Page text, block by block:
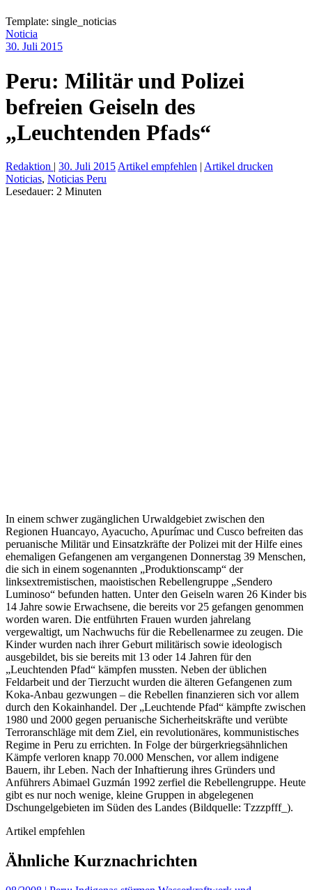
Template: single_noticias
Noticia
30. Juli 2015
Peru: Militär und Polizei
befreien Geiseln des
„Leuchtenden Pfads“
Redaktion | 30. Juli 2015 Artikel empfehlen | Artikel drucken
Noticias, Noticias Peru
Lesedauer: 2 Minuten
In einem schwer zugänglichen Urwaldgebiet zwischen den
Regionen Huancayo, Ayacucho, Apurímac und Cusco befreiten das
peruanische Militär und Einsatzkräfte der Polizei mit der Hilfe eines
ehemaligen Gefangenen am vergangenen Donnerstag 39 Menschen,
die sich in einem sogenannten „Produktionscamp“ der
linksextremistischen, maoistischen Rebellengruppe „Sendero
Luminoso“ befunden hatten. Unter den Geiseln waren 26 Kinder bis
14 Jahre sowie Erwachsene, die bereits vor 25 gefangen genommen
worden waren. Die entführten Frauen wurden jahrelang
vergewaltigt, um Nachwuchs für die Rebellenarmee zu zeugen. Die
Kinder wurden nach ihrer Geburt militärisch sowie ideologisch
ausgebildet, bis sie bereits mit 13 oder 14 Jahren für den
„Leuchtenden Pfad“ kämpfen mussten. Neben der üblichen
Feldarbeit und der Tierzucht wurden die älteren Gefangenen zum
Koka-Anbau gezwungen – die Rebellen finanzieren sich vor allem
durch den Kokainhandel. Der „Leuchtende Pfad“ kämpfte zwischen
1980 und 2000 gegen peruanische Sicherheitskräfte und verübte
Terroranschläge mit dem Ziel, ein revolutionäres, kommunistisches
Regime in Peru zu errichten. In Folge der bürgerkriegsähnlichen
Kämpfe verloren knapp 70.000 Menschen, vor allem indigene
Bauern, ihr Leben. Nach der Inhaftierung ihres Gründers und
Anführers Abimael Guzmán 1992 zerfiel die Rebellengruppe. Heute
gibt es nur noch wenige, kleine Gruppen in abgelegenen
Dschungelgebieten im Süden des Landes (Bildquelle: Tzzzpfff_).
Artikel empfehlen
Ähnliche Kurznachrichten